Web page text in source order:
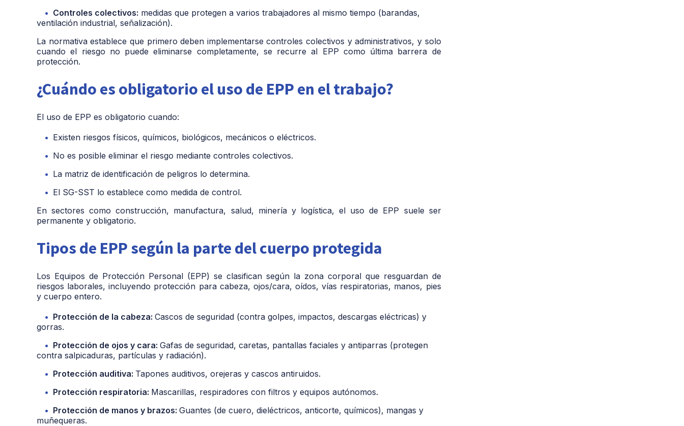
Controles colectivos: medidas que protegen a varios trabajadores al mismo tiempo (barandas,
ventilación industrial, señalización).
La normativa establece que primero deben implementarse controles colectivos y administrativos, y solo
cuando el riesgo no puede eliminarse completamente, se recurre al EPP como última barrera de
protección.
¿Cuándo es obligatorio el uso de EPP en el trabajo?
El uso de EPP es obligatorio cuando:
Existen riesgos físicos, químicos, biológicos, mecánicos o eléctricos.
No es posible eliminar el riesgo mediante controles colectivos.
La matriz de identificación de peligros lo determina.
El SG-SST lo establece como medida de control.
En sectores como construcción, manufactura, salud, minería y logística, el uso de EPP suele ser
permanente y obligatorio.
Tipos de EPP según la parte del cuerpo protegida
Los Equipos de Protección Personal (EPP) se clasifican según la zona corporal que resguardan de
riesgos laborales, incluyendo protección para cabeza, ojos/cara, oídos, vías respiratorias, manos, pies
y cuerpo entero.
Protección de la cabeza: Cascos de seguridad (contra golpes, impactos, descargas eléctricas) y
gorras.
Protección de ojos y cara: Gafas de seguridad, caretas, pantallas faciales y antiparras (protegen
contra salpicaduras, partículas y radiación).
Protección auditiva: Tapones auditivos, orejeras y cascos antiruidos.
Protección respiratoria: Mascarillas, respiradores con filtros y equipos autónomos.
Protección de manos y brazos: Guantes (de cuero, dieléctricos, anticorte, químicos), mangas y
muñequeras.